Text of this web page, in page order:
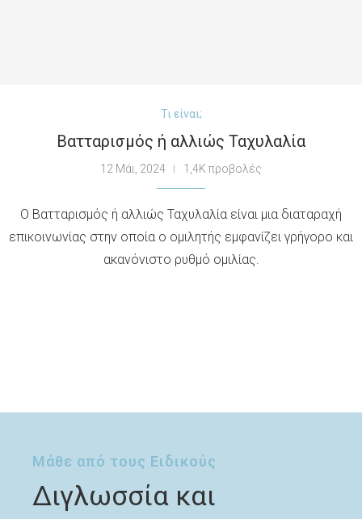
Τι είναι;
Βατταρισμός ή αλλιώς Ταχυλαλία
12 Μάι, 2024 1,4K προβολές
Ο Βατταρισμός ή αλλιώς Ταχυλαλία είναι μια διαταραχή
επικοινωνίας στην οποία ο ομιλητής εμφανίζει γρήγορο και
ακανόνιστο ρυθμό ομιλίας.
Μάθε από τους Ειδικούς
Διγλωσσία και